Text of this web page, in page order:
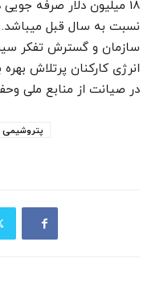
18 میلیون دلار صرفه
نسبت به سال قبل
سازمان و گسترش تفکر
انرژی کارکنان پرتلاش
در صیانت از منابع ملی
پتروشیمی